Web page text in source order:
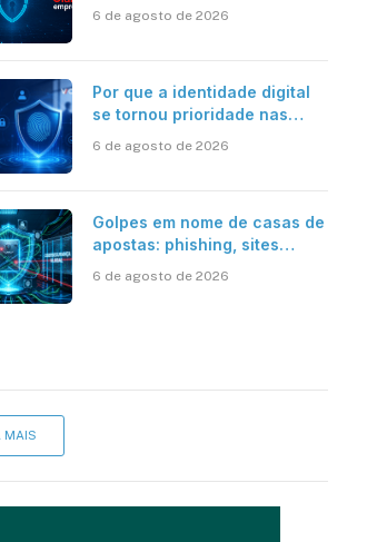
resposta automatizada
6 de agosto de 2026
Por que a identidade digital
se tornou prioridade nas
6 de agosto de 2026
Golpes em nome de casas de
apostas: phishing, sites
6 de agosto de 2026
MAIS